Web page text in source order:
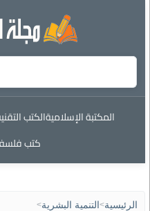
المكتبة الإسلاميةالكتب
كتب
الرئيسية> التنمية البشرية>